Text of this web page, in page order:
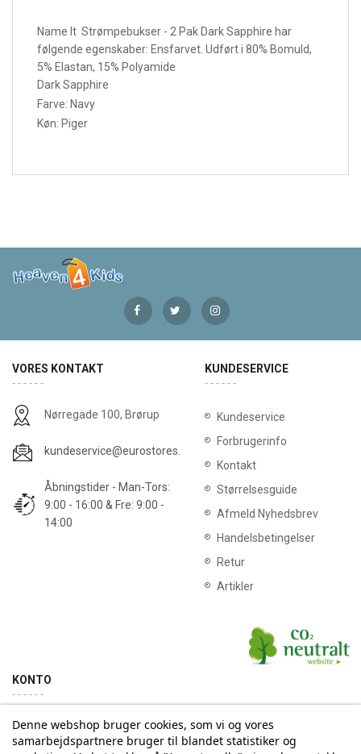
Name It Strømpebukser - 2 Pak Dark Sapphire har
følgende egenskaber: Ensfarvet. Udført i 80% Bomuld,
5% Elastan, 15% Polyamide
Dark Sapphire
Farve: Navy
Køn: Piger
VORES KONTAKT
Nørregade 100, Brørup
kundeservice@eurostores.dk
Åbningstider - Man-Tors:
9:00 - 16:00 & Fre: 9:00 -
14:00
KUNDESERVICE
Kundeservice
Forbrugerinfo
Kontakt
Størrelsesguide
Afmeld Nyhedsbrev
Handelsbetingelser
Retur
Artikler
KONTO
Min konto Ordrehistorik
Denne webshop bruger cookies, som vi og vores
samarbejdspartnere bruger til blandet statistiker og